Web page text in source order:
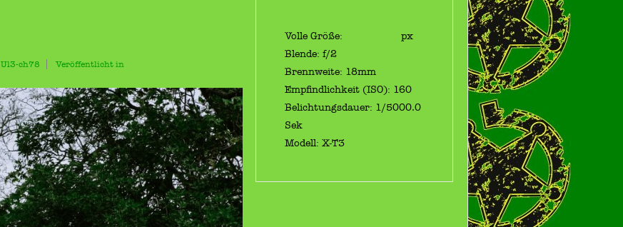
Ul3-ch78 Veröffentlicht in
Volle Größe:
px
Blende: f/2
Brennweite: 18mm
Empfindlichkeit (ISO): 160
Belichtungsdauer: 1/5000.0
Sek
Modell: X-T3